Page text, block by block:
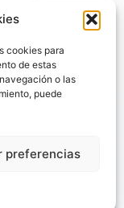
cookies para
de estas
o las
puede
preferencias